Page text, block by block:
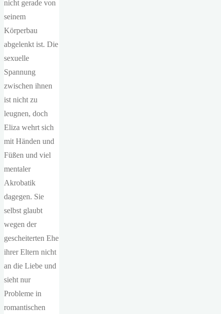
nicht gerade von
seinem
Körperbau
abgelenkt ist. Die
sexuelle
Spannung
zwischen ihnen
ist nicht zu
leugnen, doch
Eliza wehrt sich
mit Händen und
Füßen und viel
mentaler
Akrobatik
dagegen. Sie
selbst glaubt
wegen der
gescheiterten Ehe
ihrer Eltern nicht
an die Liebe und
sieht nur
Probleme in
romantischen